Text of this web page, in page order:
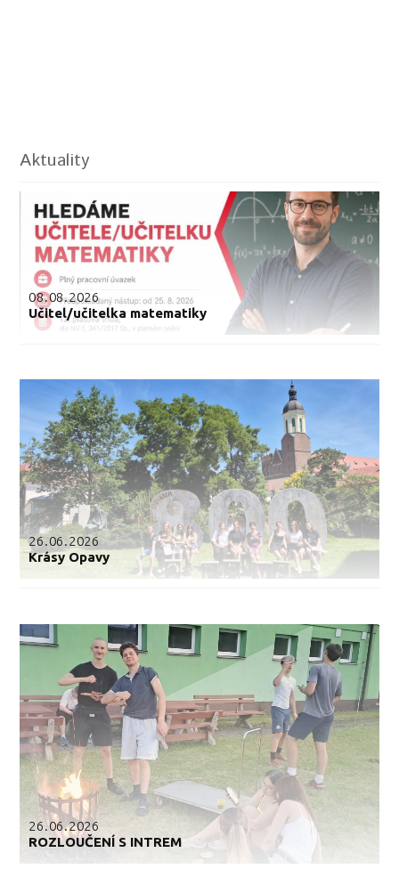
Aktuality
08.08.2026
Učitel/učitelka matematiky
26.06.2026
Krásy Opavy
26.06.2026
ROZLOUČENÍ S INTREM